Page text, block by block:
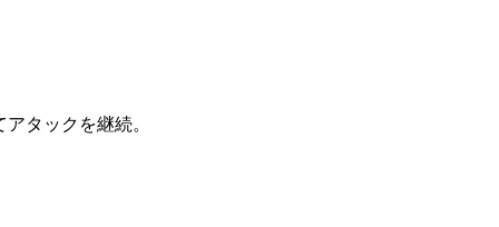
タックを継続。